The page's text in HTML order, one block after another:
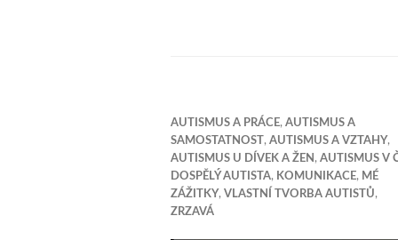
AUTISMUS A PRÁCE, AUTISMUS A
SAMOSTATNOST, AUTISMUS A VZTAHY,
AUTISMUS U DÍVEK A ŽEN , AUTISMUS V
DOSPĚLÝ AUTISTA, KOMUNIKACE, MÉ
ZÁŽITKY, VLASTNÍ TVORBA AUTISTŮ,
ZRZAVÁ